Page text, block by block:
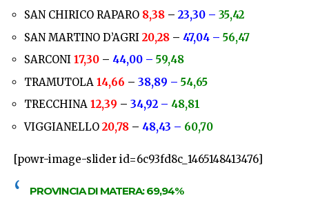
SAN CHIRICO RAPARO 8,38 – 23,30 – 35,42
SAN MARTINO D’AGRI 20,28 – 47,04 – 56,47
SARCONI 17,30 – 44,00 – 59,48
TRAMUTOLA 14,66 – 38,89 – 54,65
TRECCHINA 12,39 – 34,92 – 48,81
VIGGIANELLO 20,78 – 48,43 – 60,70
[powr-image-slider id=6c93fd8c_1465148413476]
PROVINCIA DI MATERA:69,94%